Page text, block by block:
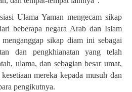
Ulama Yaman mengecam sikap
beberapa negara Arab dan Islam
sikap diam ini sebagai
dan pengkhianatan yang telah
ulama, dan sebagian besar umat,
mereka kepada musuh dan
pengikutnya.